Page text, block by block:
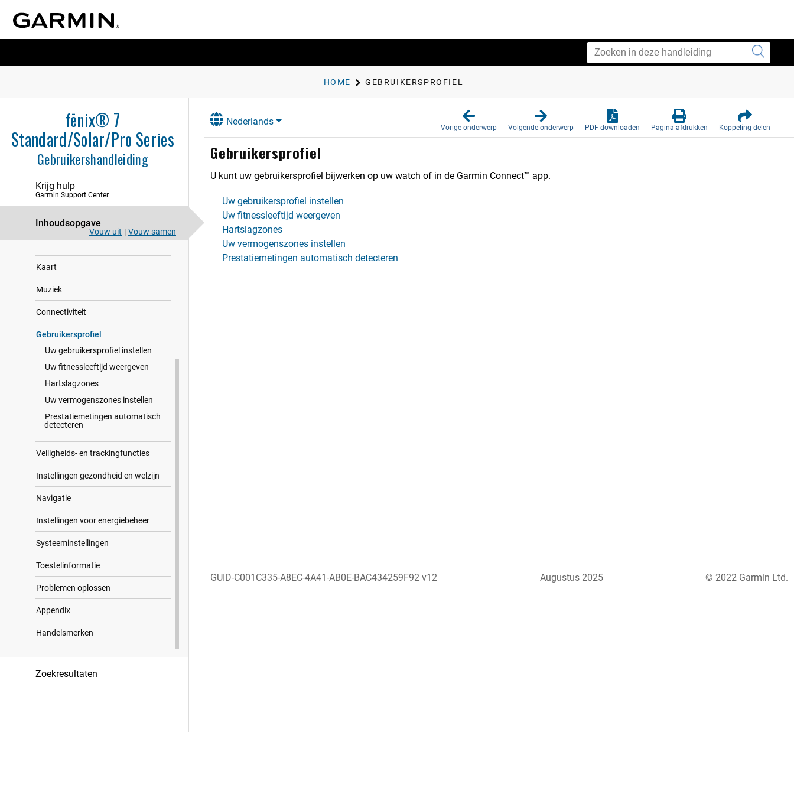
HOME GEBRUI​KERS​PROFIEL
fēnix® 7
Standard/Solar/Pro Series
Gebruikershandleiding
Krijg hulp
Garmin Support Center
Inhoudsopgave
Vouw uit | Vouw samen
Klokken
Activiteiten en apps
Geschiedenis
Lay-out
Kaart
Muziek
Connectiviteit
Gebrui​kers​profiel
Uw gebruikersprofiel instellen
Uw fitnessleeftijd weergeven
Hartslagzones
Uw vermogenszones instellen
Prestatiemetingen automatisch
detecteren
Veiligheids- en trackingfuncties
Instellingen gezondheid en welzijn
Navigatie
Instellingen voor energiebeheer
Systeeminstellingen
Toestelinformatie
Problemen oplossen
Appendix
Handelsmerken
Zoekresultaten
Nederlands
Vorige onderwerp Volgende onderwerp PDF downloaden Pagina afdrukken Koppeling delen
Gebrui​kers​profiel
U kunt uw gebruikersprofiel bijwerken op uw watch of in de Garmin Connect™ app.
Uw gebruikersprofiel instellen
Uw fitnessleeftijd weergeven
Hartslagzones
Uw vermogenszones instellen
Prestatiemetingen automatisch detecteren
GUID-C001C335-A8EC-4A41-AB0E-BAC434259F92 v12 Augustus 2025 © 2022 Garmin Ltd.